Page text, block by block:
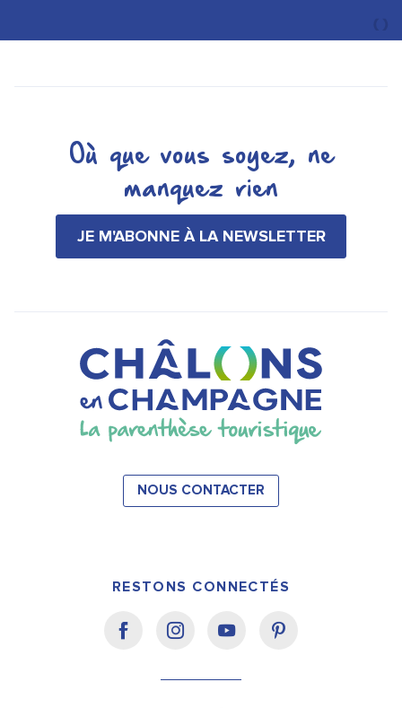
Où que vous soyez, ne
manquez rien
JE M'ABONNE À LA NEWSLETTER
NOUS CONTACTER
RESTONS CONNECTÉS